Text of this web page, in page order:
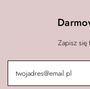
Zapisz się